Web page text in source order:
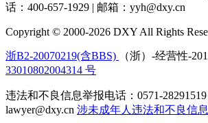
话：400-657-1929 | 邮箱：yyh@dxy.cn
Copyright © 2000-2026 DXY All Rights
浙B2-20070219(含BBS) （浙）-经营性-
33010802004314 号
违法和不良信息举报电话：0571-28291519
lawyer@dxy.cn 涉未成年人违法和不良信